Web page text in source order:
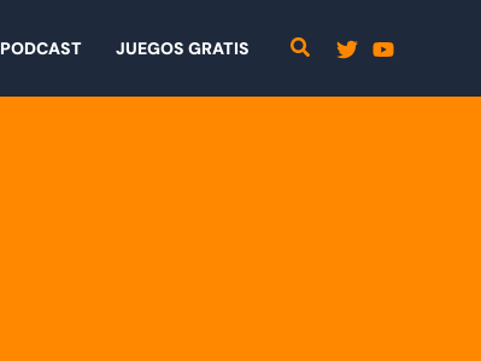
PODCAST JUEGOS GRATIS